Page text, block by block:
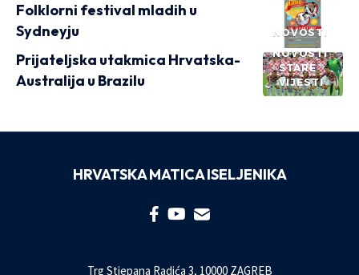
NOVOSTI
Folklorni festival mladih u
Sydneyju
NOVOSTI
STARE
VIJESTI
Prijateljska utakmica Hrvatska-
Australija u Brazilu
HRVATSKA MATICA ISELJENIKA
Trg Stjepana Radića 3, 10000 ZAGREB